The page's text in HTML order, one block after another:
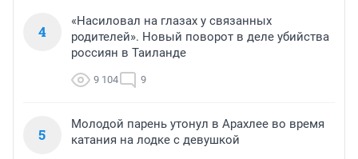
4
«Насиловал на глазах у связанных
родителей». Новый поворот в деле убийства
россиян в Таиланде
9 104 9
5
Молодой парень утонул в Арахлее во время
катания на лодке с девушкой